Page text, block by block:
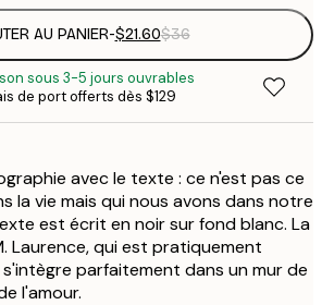
AU PANIER-$21.60$36
sous 3-5 jours ouvrables
de port offerts dès $129
avec le texte : ce n'est pas ce
la vie mais qui nous avons dans notre
est écrit en noir sur fond blanc. La
Laurence, qui est pratiquement
parfaitement dans un mur de
l'amour.